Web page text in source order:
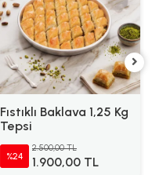
Fıstıklı Baklava 1,25 Kg
Tepsi
%24
2.500,00 TL
1.900,00 TL